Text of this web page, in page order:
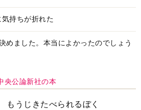
持ちが折れた
めました。本当によかったのでしょう
央公論新社の本
もうじきたべられるぼく